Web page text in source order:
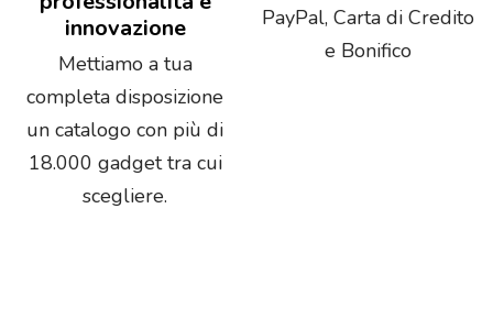
innovazione
Mettiamo a tua
completa disposizione
un catalogo con più di
18.000 gadget tra cui
scegliere.
PayPal, Carta di Credito
e Bonifico